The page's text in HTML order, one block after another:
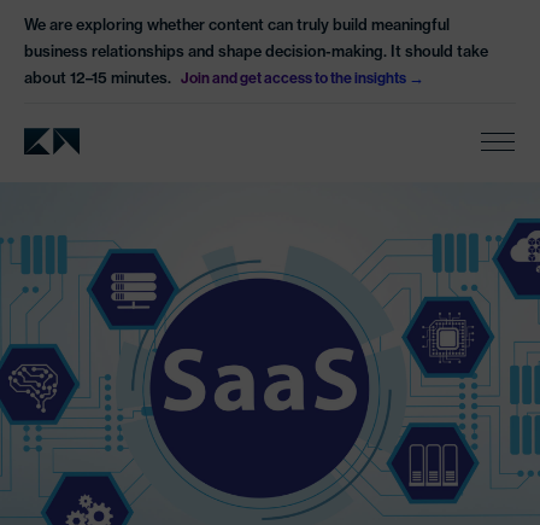
We are exploring whether content can truly build meaningful
business relationships and shape decision-making. It should take
about 12–15 minutes. Join and get access to the insights